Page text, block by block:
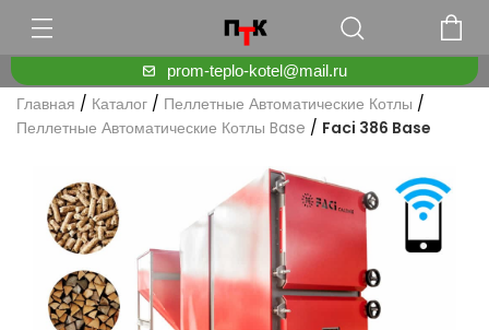
prom-teplo-kotel@mail.ru
Главная / Каталог / Пеллетные Автоматические Котлы /
Пеллетные Автоматические Котлы Base / Faci 386 Base